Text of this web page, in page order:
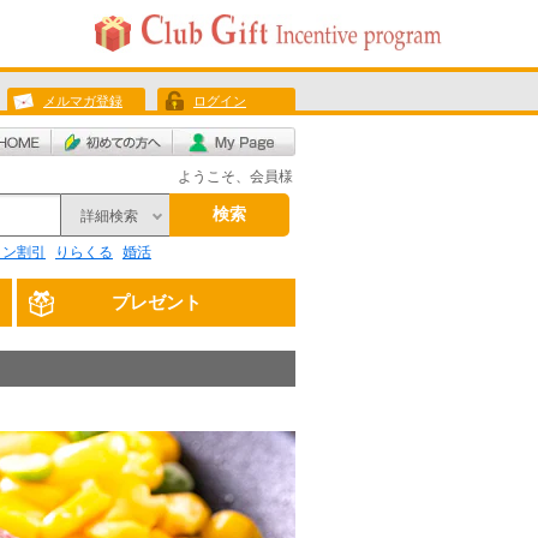
メルマガ登録 ログイン
ようこそ、会員様
詳細検索 検索
割引 りらくる 婚活
プレゼント